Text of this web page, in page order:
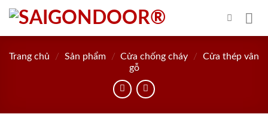
Skip
content
Trang chủ / Sản phẩm / Cửa chống cháy /
Cửa thép vân
gỗ